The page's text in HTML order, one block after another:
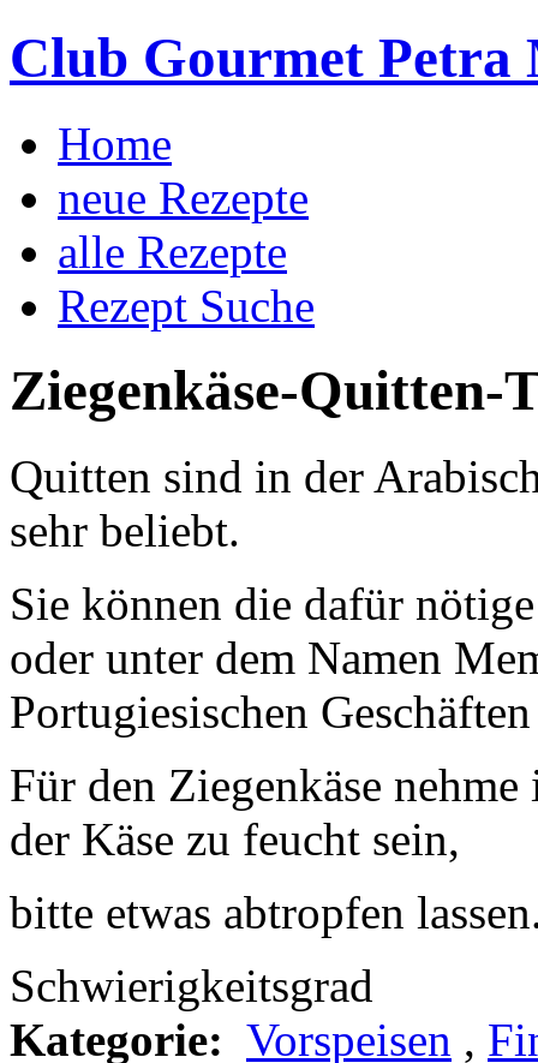
Club Gourmet Petra
Home
neue Rezepte
alle Rezepte
Rezept Suche
Ziegenkäse-Quitten-
Quitten sind in der
sehr beliebt.
Sie können die dafür
oder unter dem Namen
Portugiesischen
Für den Ziegenkäse
der Käse zu feucht sein,
bitte etwas abtropfen
Schwierigkeitsgrad
Kategorie: Vorspeisen ,